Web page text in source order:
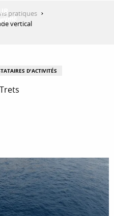
pratiques
vertical
D'ACTIVITÉS